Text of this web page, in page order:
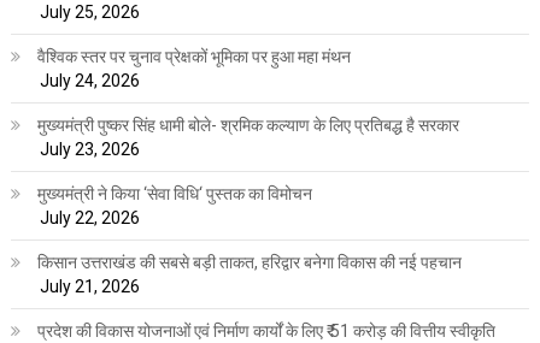
July 25, 2026
वैश्विक स्तर पर चुनाव प्रेक्षकों भूमिका पर हुआ महा मंथन
July 24, 2026
मुख्यमंत्री पुष्कर सिंह धामी बोले- श्रमिक कल्याण के लिए प्रतिबद्ध है सरकार
July 23, 2026
मुख्यमंत्री ने किया ‘सेवा विधि‘ पुस्तक का विमोचन
July 22, 2026
किसान उत्तराखंड की सबसे बड़ी ताकत, हरिद्वार बनेगा विकास की नई पहचान
July 21, 2026
प्रदेश की विकास योजनाओं एवं निर्माण कार्यों के लिए ₹ 51 करोड़ की वित्तीय स्वीकृति